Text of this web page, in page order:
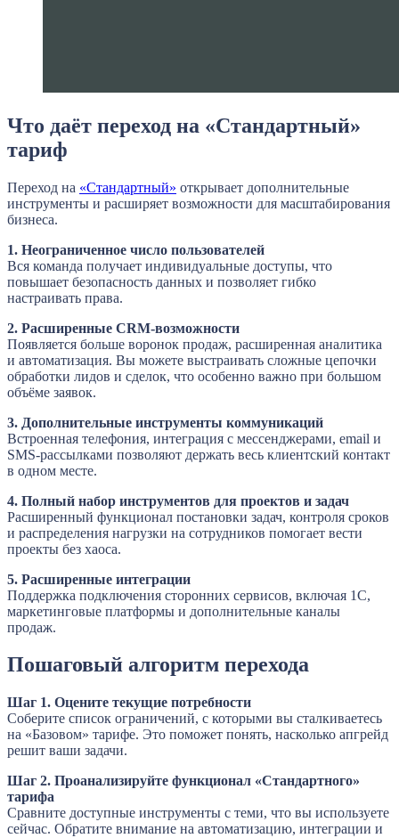
Что даёт переход на «Стандартный»
тариф
Переход на «Стандартный» открывает дополнительные
инструменты и расширяет возможности для масштабирования
бизнеса.
1. Неограниченное число пользователей
Вся команда получает индивидуальные доступы, что
повышает безопасность данных и позволяет гибко
настраивать права.
2. Расширенные CRM-возможности
Появляется больше воронок продаж, расширенная аналитика
и автоматизация. Вы можете выстраивать сложные цепочки
обработки лидов и сделок, что особенно важно при большом
объёме заявок.
3. Дополнительные инструменты коммуникаций
Встроенная телефония, интеграция с мессенджерами, email и
SMS-рассылками позволяют держать весь клиентский контакт
в одном месте.
4. Полный набор инструментов для проектов и задач
Расширенный функционал постановки задач, контроля сроков
и распределения нагрузки на сотрудников помогает вести
проекты без хаоса.
5. Расширенные интеграции
Поддержка подключения сторонних сервисов, включая 1С,
маркетинговые платформы и дополнительные каналы
продаж.
Пошаговый алгоритм перехода
Шаг 1. Оцените текущие потребности
Соберите список ограничений, с которыми вы сталкиваетесь
на «Базовом» тарифе. Это поможет понять, насколько апгрейд
решит ваши задачи.
Шаг 2. Проанализируйте функционал «Стандартного»
тарифа
Сравните доступные инструменты с теми, что вы используете
сейчас. Обратите внимание на автоматизацию, интеграции и